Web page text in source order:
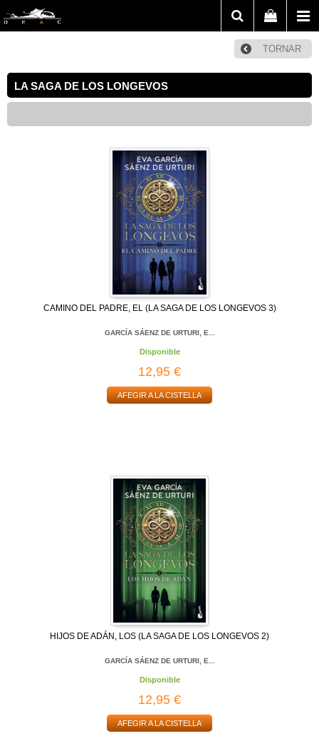
TORNAR
LA SAGA DE LOS LONGEVOS
CAMINO DEL PADRE, EL (LA SAGA DE LOS LONGEVOS 3)
GARCÍA SÁENZ DE URTURI, E...
Disponible
12,95 €
AFEGIR A LA CISTELLA
HIJOS DE ADÁN, LOS (LA SAGA DE LOS LONGEVOS 2)
GARCÍA SÁENZ DE URTURI, E...
Disponible
12,95 €
AFEGIR A LA CISTELLA